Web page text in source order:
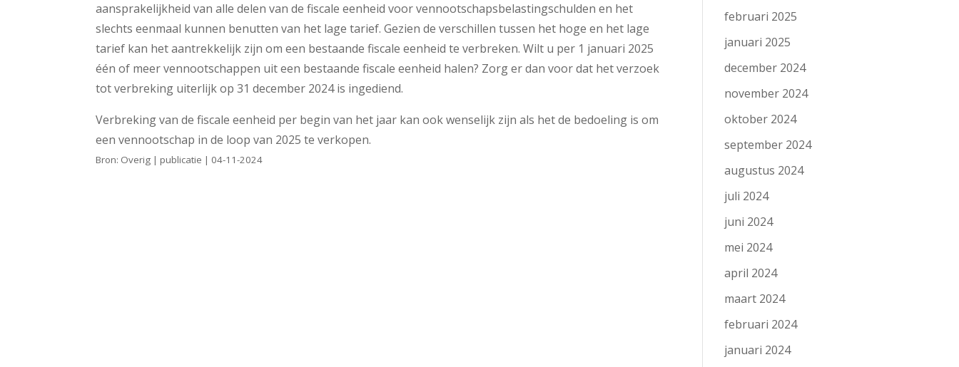
aansprakelijkheid van alle delen van de fiscale eenheid voor vennootschapsbelastingschulden en het
slechts eenmaal kunnen benutten van het lage tarief. Gezien de verschillen tussen het hoge en het lage
tarief kan het aantrekkelijk zijn om een bestaande fiscale eenheid te verbreken. Wilt u per 1 januari 2025
één of meer vennootschappen uit een bestaande fiscale eenheid halen? Zorg er dan voor dat het verzoek
tot verbreking uiterlijk op 31 december 2024 is ingediend.
Verbreking van de fiscale eenheid per begin van het jaar kan ook wenselijk zijn als het de bedoeling is om
een vennootschap in de loop van 2025 te verkopen.
Bron: Overig | publicatie | 04-11-2024
februari 2025
januari 2025
december 2024
november 2024
oktober 2024
september 2024
augustus 2024
juli 2024
juni 2024
mei 2024
april 2024
maart 2024
februari 2024
januari 2024